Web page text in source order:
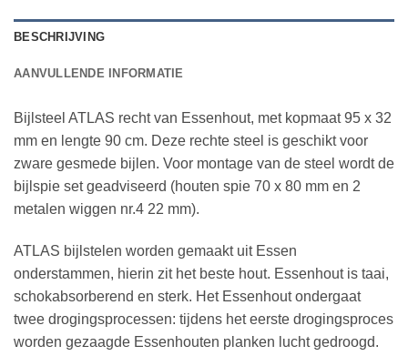
BESCHRIJVING
AANVULLENDE INFORMATIE
Bijlsteel ATLAS recht van Essenhout, met kopmaat 95 x 32
mm en lengte 90 cm. Deze rechte steel is geschikt voor
zware gesmede bijlen. Voor montage van de steel wordt de
bijlspie set geadviseerd (houten spie 70 x 80 mm en 2
metalen wiggen nr.4 22 mm).
ATLAS bijlstelen worden gemaakt uit Essen
onderstammen, hierin zit het beste hout. Essenhout is taai,
schokabsorberend en sterk. Het Essenhout ondergaat
twee drogingsprocessen: tijdens het eerste drogingsproces
worden gezaagde Essenhouten planken lucht gedroogd.